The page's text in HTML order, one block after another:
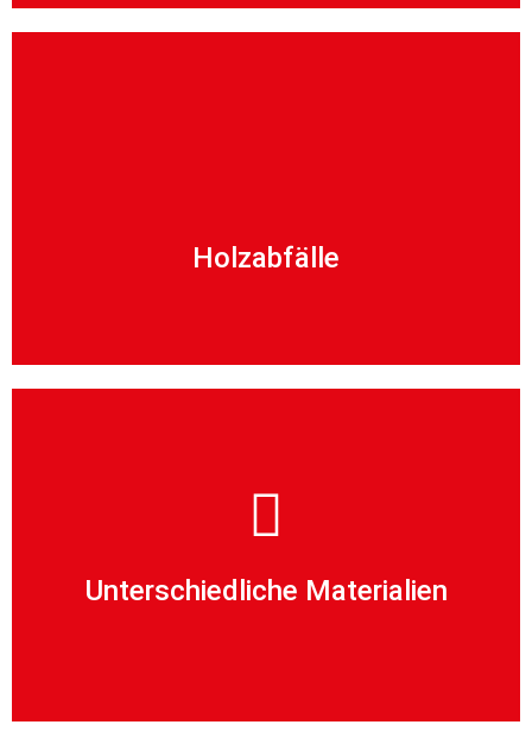
Holzabfälle
Unterschiedliche Materialien
für unsere Spezialfahrzeuge kein Problem!